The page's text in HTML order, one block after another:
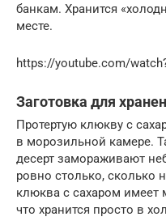
банкам. Хранится
месте.
https://youtube.com/
Заготовка для
Протертую клюкву с
в морозильной камере.
десерт замораживают
ровно столько, сколько
клюква с сахаром имеет
что хранится просто в